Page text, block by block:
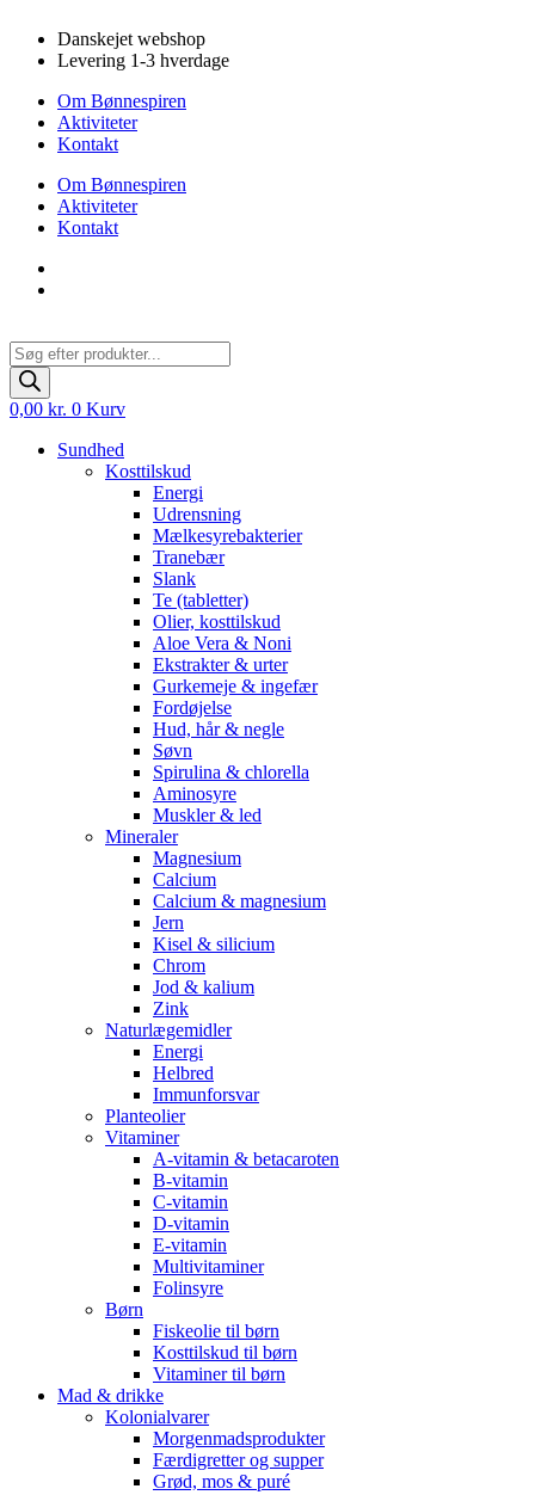
indhold
Danskejet webshop
Levering 1-3 hverdage
Om Bønnespiren
Aktiviteter
Kontakt
Om Bønnespiren
Aktiviteter
Kontakt
Products
search
0,00 kr. 0 Kurv
Sundhed
Kosttilskud
Energi
Udrensning
Mælkesyrebakterier
Tranebær
Slank
Te (tabletter)
Olier, kosttilskud
Aloe Vera & Noni
Ekstrakter & urter
Gurkemeje & ingefær
Fordøjelse
Hud, hår & negle
Søvn
Spirulina & chlorella
Aminosyre
Muskler & led
Mineraler
Magnesium
Calcium
Calcium & magnesium
Jern
Kisel & silicium
Chrom
Jod & kalium
Zink
Naturlægemidler
Energi
Helbred
Immunforsvar
Planteolier
Vitaminer
A-vitamin & betacaroten
B-vitamin
C-vitamin
D-vitamin
E-vitamin
Multivitaminer
Folinsyre
Børn
Fiskeolie til børn
Kosttilskud til børn
Vitaminer til børn
Mad & drikke
Kolonialvarer
Morgenmadsprodukter
Færdigretter og supper
Grød, mos & puré